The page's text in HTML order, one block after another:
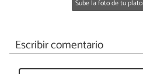
Sube la foto de tu plato
Escribir comentario